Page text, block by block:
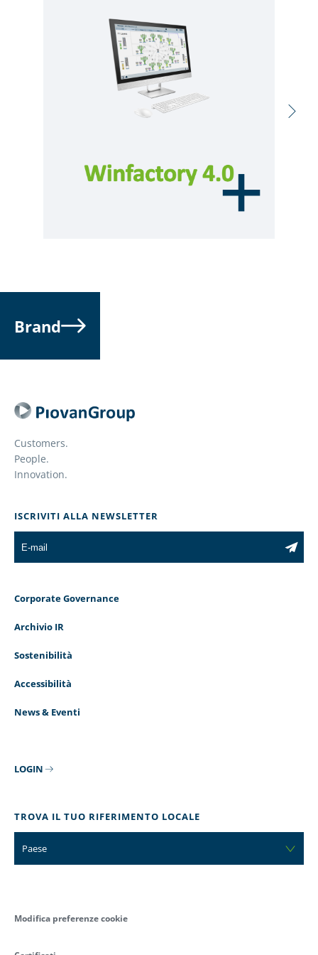
Brand
Customers.
People.
Innovation.
ISCRIVITI ALLA NEWSLETTER
Corporate Governance
Archivio IR
Sostenibilità
Accessibilità
News & Eventi
LOGIN
TROVA IL TUO RIFERIMENTO LOCALE
Paese
Modifica preferenze cookie